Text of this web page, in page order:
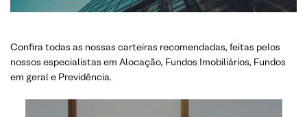
Confira todas as nossas carteiras recomendadas, feitas pelos
nossos especialistas em Alocação, Fundos Imobiliários, Fundos
em geral e Previdência.